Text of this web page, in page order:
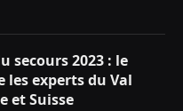
secours 2023 : le
les experts du Val
et Suisse